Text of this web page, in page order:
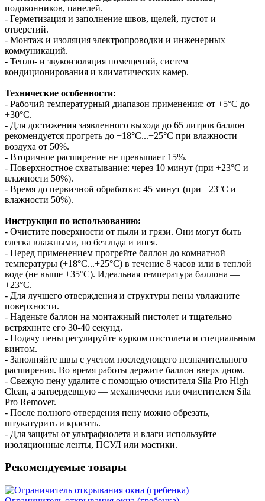
подоконников, панелей.
- Герметизация и заполнение швов, щелей, пустот и
отверстий.
- Монтаж и изоляция электропроводки и инженерных
коммуникаций.
- Тепло- и звукоизоляция помещений, систем
кондиционирования и климатических камер.
Технические особенности:
- Рабочий температурный диапазон применения: от +5°C до
+30°C.
- Для достижения заявленного выхода до 65 литров баллон
рекомендуется прогреть до +18°С...+25°С при влажности
воздуха от 50%.
- Вторичное расширение не превышает 15%.
- Поверхностное схватывание: через 10 минут (при +23°С и
влажности 50%).
- Время до первичной обработки: 45 минут (при +23°С и
влажности 50%).
Инструкция по использованию:
- Очистите поверхности от пыли и грязи. Они могут быть
слегка влажными, но без льда и инея.
- Перед применением прогрейте баллон до комнатной
температуры (+18°С...+25°С) в течение 8 часов или в теплой
воде (не выше +35°С). Идеальная температура баллона —
+23°С.
- Для лучшего отверждения и структуры пены увлажните
поверхности.
- Наденьте баллон на монтажный пистолет и тщательно
встряхните его 30-40 секунд.
- Подачу пены регулируйте курком пистолета и специальным
винтом.
- Заполняйте швы с учетом последующего незначительного
расширения. Во время работы держите баллон вверх дном.
- Cвежую пену удалите с помощью очистителя Sila Pro High
Clean, а затвердевшую — механически или очистителем Sila
Pro Remover.
- После полного отвердения пену можно обрезать,
штукатурить и красить.
- Для защиты от ультрафиолета и влаги используйте
изоляционные ленты, ПСУЛ или мастики.
Рекомендуемые товары